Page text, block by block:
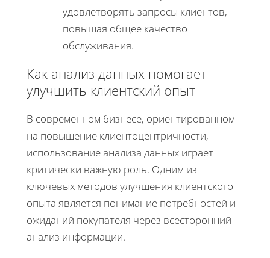
удовлетворять запросы клиентов,
повышая общее качество
обслуживания.
Как анализ данных помогает
улучшить клиентский опыт
В современном бизнесе, ориентированном
на повышение клиентоцентричности,
использование анализа данных играет
критически важную роль. Одним из
ключевых методов улучшения клиентского
опыта является понимание потребностей и
ожиданий покупателя через всесторонний
анализ информации.